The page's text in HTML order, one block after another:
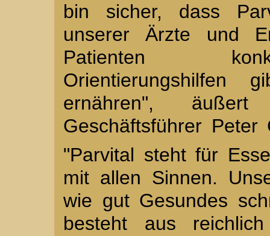
bin sicher, dass
unserer Ärzte und
Patienten
ernähren",
Geschäftsführer Peter
"Parvital steht für
mit allen Sinnen.
wie gut Gesundes
besteht aus